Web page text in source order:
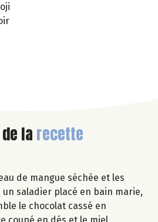
de la recette
de mangue séchée et les
un saladier placé en bain marie,
le chocolat cassé en
coupé en dés et le miel.